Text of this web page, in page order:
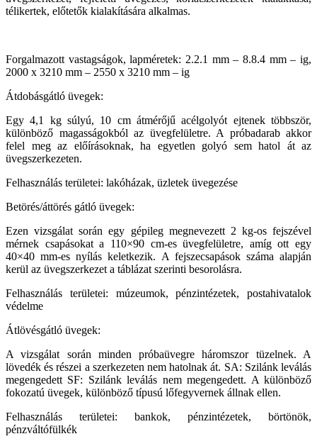
télikertek, előtetők kialakítására alkalmas.
Forgalmazott vastagságok, lapméretek: 2.2.1 mm – 8.8.4 mm – ig,
2000 x 3210 mm – 2550 x 3210 mm – ig
Átdobásgátló üvegek:
Egy 4,1 kg súlyú, 10 cm átmérőjű acélgolyót ejtenek többször,
különböző magasságokból az üvegfelületre. A próbadarab akkor
felel meg az előírásoknak, ha egyetlen golyó sem hatol át az
üvegszerkezeten.
Felhasználás területei: lakóházak, üzletek üvegezése
Betörés/áttörés gátló üvegek:
Ezen vizsgálat során egy gépileg megnevezett 2 kg-os fejszével
mérnek csapásokat a 110×90 cm-es üvegfelületre, amíg ott egy
40×40 mm-es nyílás keletkezik. A fejszecsapások száma alapján
kerül az üvegszerkezet a táblázat szerinti besorolásra.
Felhasználás területei: múzeumok, pénzintézetek, postahivatalok
védelme
Átlövésgátló üvegek:
A vizsgálat során minden próbaüvegre háromszor tüzelnek. A
lövedék és részei a szerkezeten nem hatolnak át. SA: Szilánk leválás
megengedett SF: Szilánk leválás nem megengedett. A különböző
fokozatú üvegek, különböző típusú lőfegyvernek állnak ellen.
Felhasználás területei: bankok, pénzintézetek, börtönök,
pénzváltófülkék